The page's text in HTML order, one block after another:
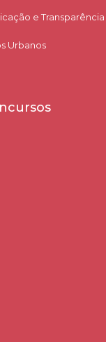
e Transparência
Urbanos